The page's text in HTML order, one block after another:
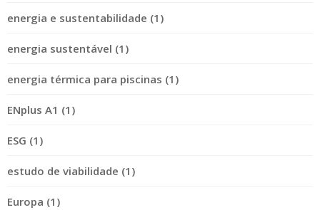
energia e sustentabilidade (1)
energia sustentável (1)
energia térmica para piscinas (1)
ENplus A1 (1)
ESG (1)
estudo de viabilidade (1)
Europa (1)